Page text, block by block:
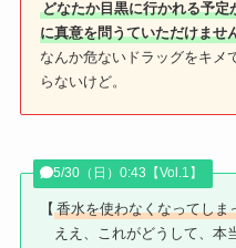
どなたか目黒に行かれる予
に真意を問うていただけませ
なんか危ないドラッグをキメ
らないけど。
5/30（日）0:43【Vol.1】
【香水を使わなくなってしま
ええ、これがどうして、本